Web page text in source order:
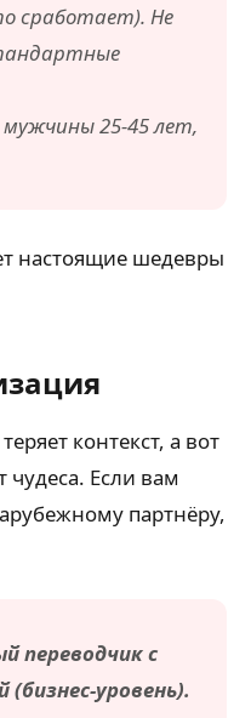
сработает). Не
25-45 лет,
настоящие шедевры
контекст, а вот
Если вам
партнёру,
переводчик с
(бизнес-уровень).